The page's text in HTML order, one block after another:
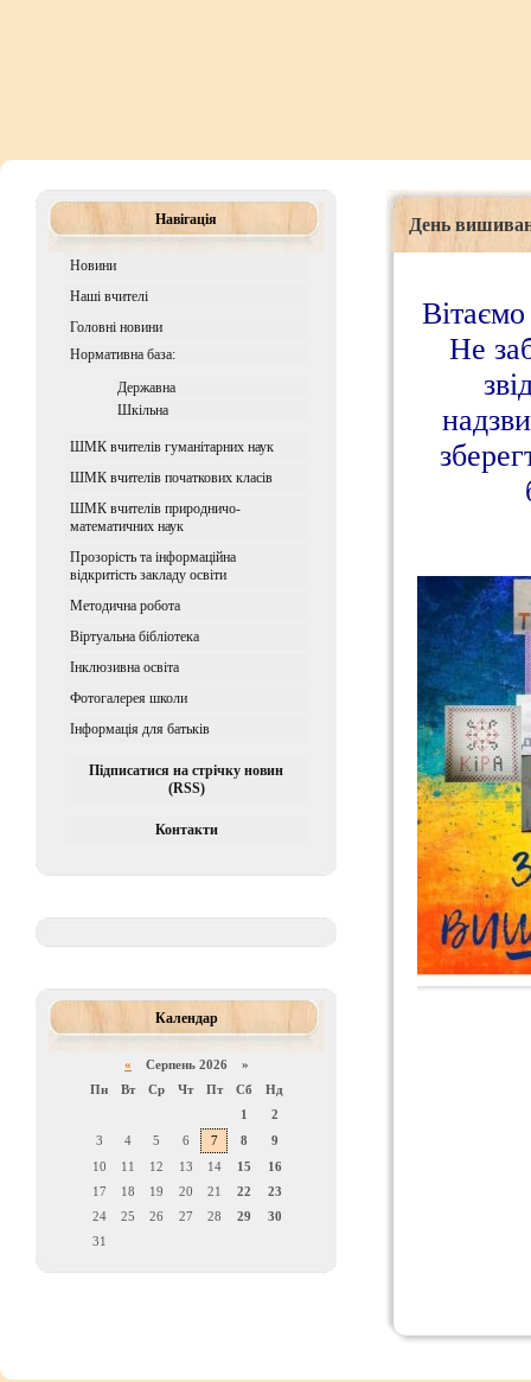
Навігація
Новини
Наші вчителі
Головні новини
Нормативна база:
Державна
Шкiльна
ШМК вчителів гуманітарних наук
ШМК вчителів початкових класів
ШМК вчителів природничо-
математичних наук
Прозорість та інформаційна
відкритість закладу освіти
Методична робота
Віртуальна бібліотека
Iнклюзивна освiта
Фотогалерея школи
Інформація для батьків
Підписатися на стрічку новин
(RSS)
Контакти
Календар
« Серпень 2026 »
Пн
Вт Ср Чт Пт Сб
Нд
1
2
3
4 5 6 7 8
9
10
11 12 13 14 15
16
17
18 19 20 21 22
23
24
25 26 27 28 29
30
31
День
Не